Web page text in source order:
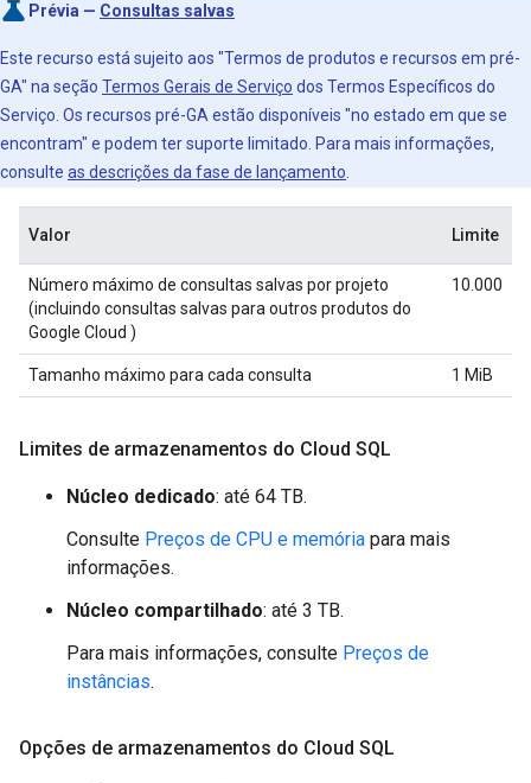
Prévia — Consultas salvas
Este recurso está sujeito aos "Termos de produtos e recursos em pré-
GA" na seção Termos Gerais de Serviço dos Termos Específicos do
Serviço. Os recursos pré-GA estão disponíveis "no estado em que se
encontram" e podem ter suporte limitado. Para mais informações,
consulte as descrições da fase de lançamento
Valor Limite
Número máximo de consultas salvas por projeto
(incluindo consultas salvas para outros produtos do
Google Cloud )
10.000
Tamanho máximo para cada consulta 1 MiB
Limites de armazenamentos do Cloud SQL
Núcleo dedicado: até 64 TB.
Consulte Preços de CPU e memória para mais
informações.
Núcleo compartilhado: até 3 TB.
Para mais informações, consulte Preços de
instâncias.
Opções de armazenamentos do Cloud SQL